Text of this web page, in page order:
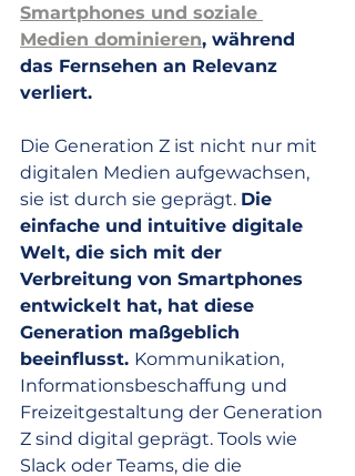
Smartphones und soziale
Medien dominieren, während
das Fernsehen an Relevanz
verliert.
Die Generation Z ist nicht nur mit
digitalen Medien aufgewachsen,
sie ist durch sie geprägt. Die
einfache und intuitive digitale
Welt, die sich mit der
Verbreitung von Smartphones
entwickelt hat, hat diese
Generation maßgeblich
beeinflusst. Kommunikation,
Informationsbeschaffung und
Freizeitgestaltung der Generation
Z sind digital geprägt. Tools wie
Slack oder Teams, die die